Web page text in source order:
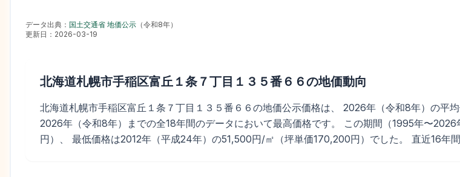
データ出典： 国土交通省 地価公示 （令和8年）
更新日： 2026-03-19
北海道札幌市手稲区富丘１条７丁目１３５番６６の地価動向
北海道札幌市手稲区富丘１条７丁目１３５番６６の地価公示価格は、 2026年（令和8年）の
2026年（令和8年）までの全18年間のデータにおいて最高価格です。 この期間（1995年〜
円）、 最低価格は2012年（平成24年）の51,500円/㎡（坪単価170,200円）でした。 直近16年